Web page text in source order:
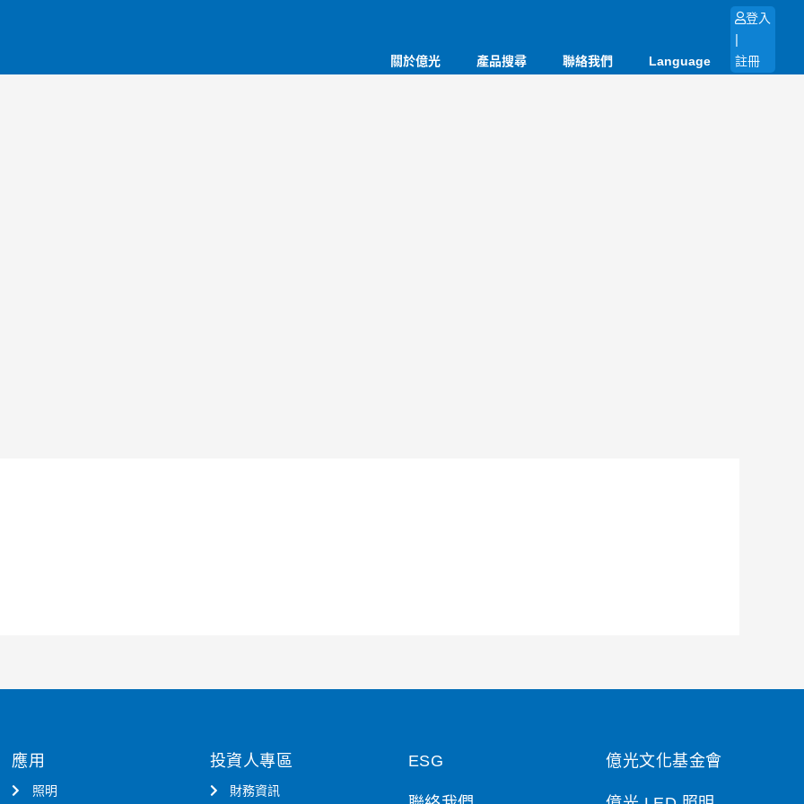
關於億光 產品搜尋 聯絡我們 Language
登入
|
註冊
應用
照明
投資人專區
財務資訊
ESG 億光文化基金會